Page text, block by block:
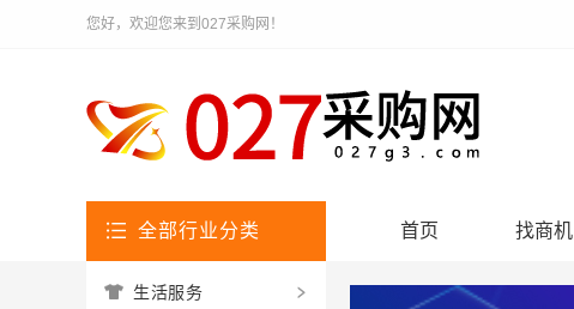
您好，欢迎您来到027采购网！
全部行业分类 首页 找商机
生活服务